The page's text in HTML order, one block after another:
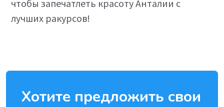
чтобы запечатлеть красоту Анталии с
лучших ракурсов!
Хотите предложить свои